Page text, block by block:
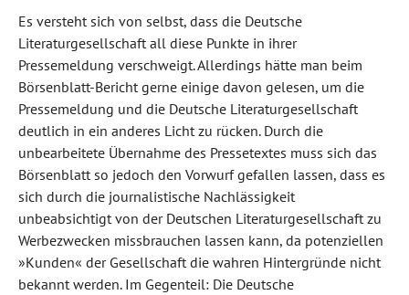
Es versteht sich von selbst, dass die Deutsche
Literaturgesellschaft all diese Punkte in ihrer
Pressemeldung verschweigt. Allerdings hätte man beim
Börsenblatt-Bericht gerne einige davon gelesen, um die
Pressemeldung und die Deutsche Literaturgesellschaft
deutlich in ein anderes Licht zu rücken. Durch die
unbearbeitete Übernahme des Pressetextes muss sich das
Börsenblatt so jedoch den Vorwurf gefallen lassen, dass es
sich durch die journalistische Nachlässigkeit
unbeabsichtigt von der Deutschen Literaturgesellschaft zu
Werbezwecken missbrauchen lassen kann, da potenziellen
»Kunden« der Gesellschaft die wahren Hintergründe nicht
bekannt werden. Im Gegenteil: Die Deutsche